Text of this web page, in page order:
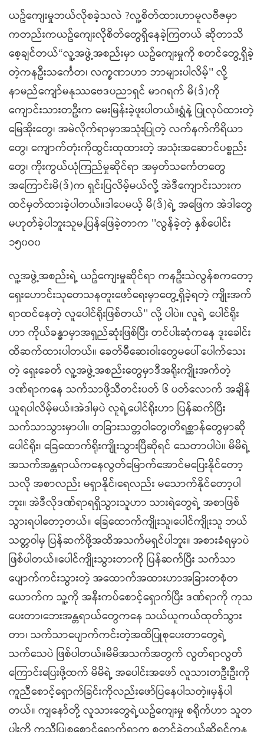
ယဥ်ကျေးမှုဘယ်လိုစခဲ့သလဲ ?လူ့စိတ်ထားဟာမူလဗီဇမှာ
ကတည်းကယဥ်ကျေးလိုစိတ်တွေရှိနေခဲ့ကြတယ် ဆိုတာသိ
စေ့ချင်တယ်“လူ့အဖွဲ့အစည်းမှာ ယဥ်ကျေးမှုကို စတင်တွေ့ရှိခဲ့
တဲ့ကနဦးသင်္ကေတ၊ လက္ခဏာဟာ ဘာများပါလိမ့်'' လို့
နာမည်ကျော်မနုဿဗေဒပညာရှင် မာဂရက် မိ(ဒ်)ကို
ကျောင်းသားတဦးက မေးမြန်းခဲ့ဖူးပါတယ်။ရွှံနဲ့ ပြုလုပ်ထားတဲ့
မြေအိုးတွေ၊ အမဲလိုက်ရာမှာအသုံးပြုတဲ့ လက်နက်ကိရိယာ
တွေ၊ ကျောက်တုံးကိုထွင်းထုထားတဲ့ အသုံးအဆောင်ပစ္စည်း
တွေ၊ ကိုးကွယ်ယုံကြည်မှုဆိုင်ရာ အမှတ်သင်္ကေတတွေ
အကြောင်းမိ(ဒ်)က ရှင်းပြလိမ့်မယ်လို့ အဲဒီကျောင်းသားက
ထင်မှတ်ထားခဲ့ပါတယ်။ဒါပေမယ့် မိ(ဒ်)ရဲ့ အဖြေက အဲဒါတွေ
မဟုတ်ခဲ့ပါဘူးသူမ,ပြန်ဖြေခဲ့တာက ''လွန်ခဲ့တဲ့ နှစ်ပေါင်း
၁၅၀၀၀
လူ့အဖွဲ့အစည်းရဲ့ ယဥ်ကျေးမှုဆိုင်ရာ ကနဦးသဲလွန်စကတော့
ရှေးဟောင်းသုတေသနတူးဖော်ရေးမှာတွေ့ရှိခဲ့ရတဲ့ ကျိုးအက်
ရာထင်နေတဲ့ လူပေါင်ရိုးဖြစ်တယ်'' လို့ ပါပဲ။ လူရဲ့ ပေါင်ရိုး
ဟာ ကိုယ်ခန္ဓာမှာအရှည်ဆုံးဖြစ်ပြီး တင်ပါးဆုံကနေ ဒူးခေါင်း
ထိဆက်ထားပါတယ်။ ခေတ်မီဆေးဝါးတွေမပေါ်ပေါက်သေး
တဲ့ ရှေးခေတ် လူ့အဖွဲ့အစည်းတွေမှာဒီအရိုးကျိုးအက်တဲ့
ဒဏ်ရာကနေ သက်သာဖို့သီတင်းပတ် ၆ ပတ်လောက် အချိန်
ယူရပါလိမ့်မယ်။အဲဒါမှပဲ လူရဲ့ပေါင်ရိုးဟာ ပြန်ဆက်ပြီး
သက်သာသွားမှာပါ။ တခြားသတ္တဝါတွေ၊တိရစ္ဆာန်တွေမှာဆို
ပေါင်ရိုး၊ ခြေထောက်ရိုးကျိုးသွားပြီဆိုရင် သေတာပါပဲ။ မိမိရဲ့
အသက်အန္တရာယ်ကနေလွတ်မြောက်အောင်မပြေးနိုင်‌တော့
သလို အစာလည်း မရှာနိုင်၊ရေလည်း မသောက်နိုင်တော့ပါ
ဘူး။ အဲဒီလိုဒဏ်ရာရရှိသွားသူဟာ သားရဲတွေရဲ့ အစာဖြစ်
သွားရပါတော့တယ်။ ခြေထောက်ကျိုးသူ၊ပေါင်ကျိုးသူ ဘယ်
သတ္တဝါမှ ပြန်ဆက်ဖို့အထိအသက်မရှင်ပါဘူး။ အစားခံရမှာပဲ
ဖြစ်ပါတယ်။ပေါင်ကျိုးသွားတာကို ပြန်ဆက်ပြီး သက်သာ
ပျောက်ကင်းသွားတဲ့ အထောက်အထားဟာအခြားတစုံတ
ယောက်က သူ့ကို အနီးကပ်စောင့်ရှောက်ပြီး ဒဏ်ရာကို ကုသ
ပေးတာ၊ဘေးအန္တရာယ်တွေကနေ သယ်ယူကယ်ထုတ်သွား
တာ၊ သက်သာပျောက်ကင်းတဲ့အထိပြုစုပေးတာတွေရဲ့
သက်သေပဲ ဖြစ်ပါတယ်။မိမိအသက်အတွက် လွတ်ရာလွတ်
ကြောင်းပြေးဖို့ထက် မိမိရဲ့ အပေါင်းအဖော် လူသားတဦးဦးကို
ကူညီစောင့်ရှောက်ခြင်းကိုလည်းဖော်ပြနေပါသတဲ့။မှန်ပါ
တယ်။ ကျနော်တို့ လူသားတွေရဲ့ယဥ်ကျေးမှု စရိုက်ဟာ သူတ